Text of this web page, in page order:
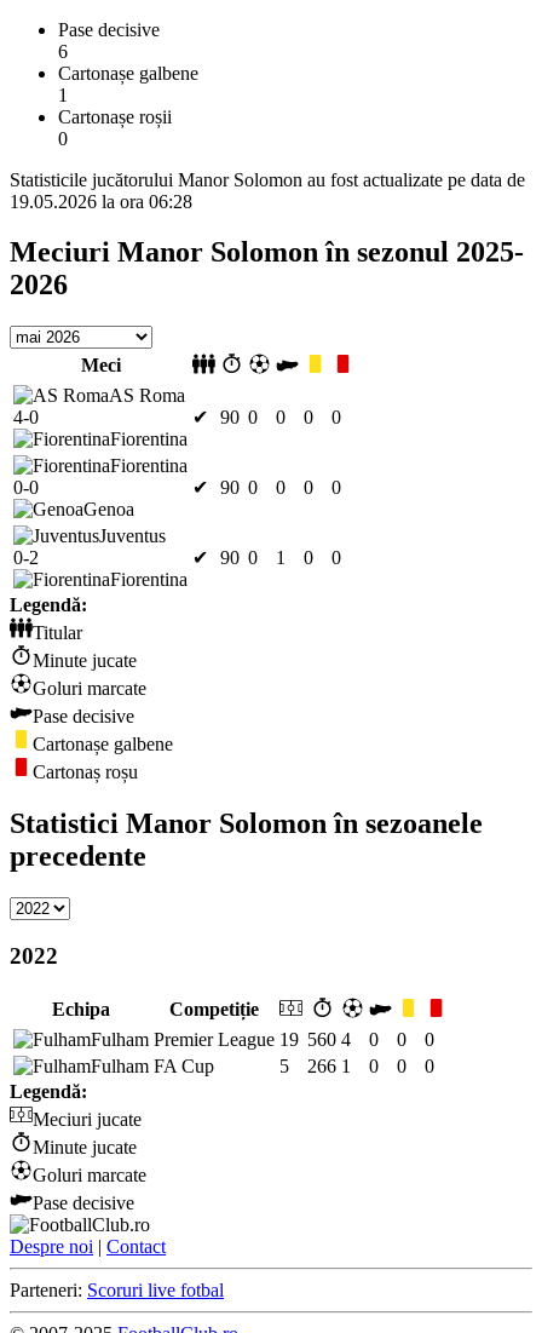
Pase decisive
6
Cartonașe galbene
1
Cartonașe roșii
0
Statisticile jucătorului Manor Solomon au fost actualizate pe data de
19.05.2026 la ora 06:28
Meciuri Manor Solomon în sezonul 2025-
2026
Meci
AS Roma
4-0
Fiorentina
✔ 90 0 0 0 0
Fiorentina
0-0
Genoa
✔ 90 0 0 0 0
Juventus
0-2
Fiorentina
✔ 90 0 1 0 0
Legendă:
Titular
Minute jucate
Goluri marcate
Pase decisive
Cartonașe galbene
Cartonaș roșu
Statistici Manor Solomon în sezoanele
precedente
2022
Echipa
Competiție
Fulham Premier League 19 560 4 0 0
0
Fulham FA Cup 5 266 1 0 0
0
Legendă:
Meciuri jucate
Minute jucate
Goluri marcate
Pase decisive
Despre noi | Contact
Parteneri: Scoruri live fotbal